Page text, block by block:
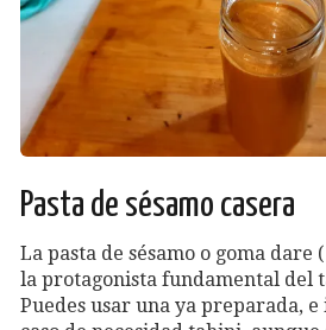
Pasta de sésamo casera
La pasta de sésamo o goma dare
la protagonista fundamental del
Puedes usar una ya preparada, e